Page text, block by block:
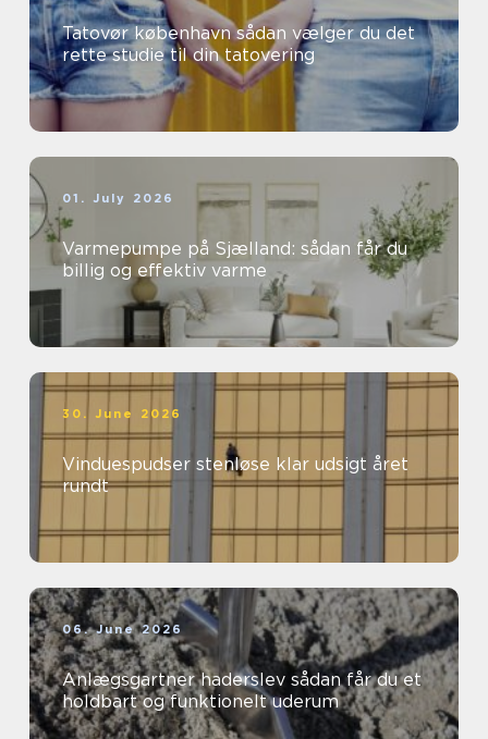
Tatovør københavn sådan vælger du det
rette studie til din tatovering
01. July 2026
Varmepumpe på Sjælland: sådan får du
billig og effektiv varme
30. June 2026
Vinduespudser stenløse klar udsigt året
rundt
06. June 2026
Anlægsgartner haderslev sådan får du et
holdbart og funktionelt uderum